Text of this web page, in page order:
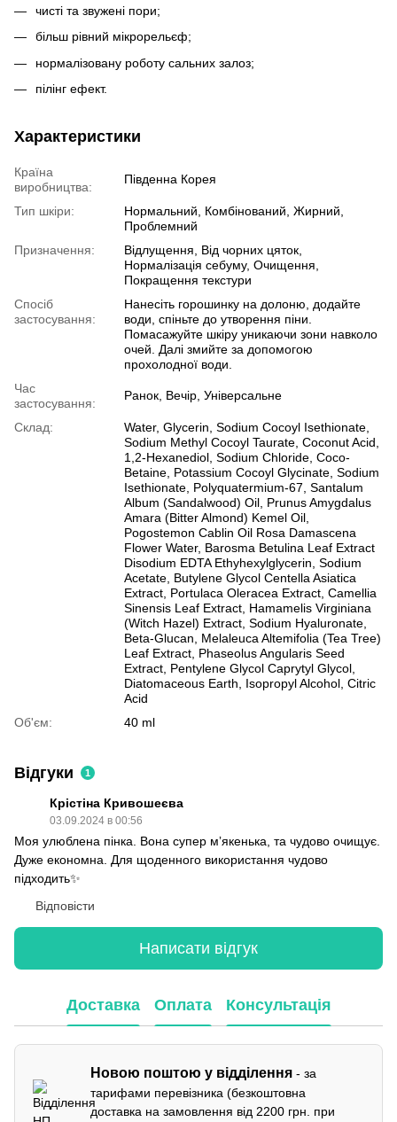
чисті та звужені пори;
більш рівний мікрорельєф;
нормалізовану роботу сальних залоз;
пілінг ефект.
Характеристики
Країна
виробництва:
Південна Корея
Тип шкіри:
Нормальний, Комбінований, Жирний,
Проблемний
Призначення:
Відлущення, Від чорних цяток,
Нормалізація себуму, Очищення,
Покращення текстури
Спосіб
застосування:
Нанесіть горошинку на долоню, додайте
води, спіньте до утворення піни.
Помасажуйте шкіру уникаючи зони навколо
очей. Далі змийте за допомогою
прохолодної води.
Час
застосування:
Ранок, Вечір, Універсальне
Склад:
Water, Glycerin, Sodium Cocoyl Isethionate,
Sodium Methyl Cocoyl Taurate, Coconut Acid,
1,2-Hexanediol, Sodium Chloride, Coco-
Betaine, Potassium Cocoyl Glycinate, Sodium
Isethionate, Polyquatermium-67, Santalum
Album (Sandalwood) Oil, Prunus Amygdalus
Amara (Bitter Almond) Kemel Oil,
Pogostemon Cablin Oil Rosa Damascena
Flower Water, Barosma Betulina Leaf Extract
Disodium EDTA Ethyhexylglycerin, Sodium
Acetate, Butylene Glycol Centella Asiatica
Extract, Portulaca Oleracea Extract, Camellia
Sinensis Leaf Extract, Hamamelis Virginiana
(Witch Hazel) Extract, Sodium Hyaluronate,
Beta-Glucan, Melaleuca Altemifolia (Tea Tree)
Leaf Extract, Phaseolus Angularis Seed
Extract, Pentylene Glycol Caprytyl Glycol,
Diatomaceous Earth, Isopropyl Alcohol, Citric
Acid
Об'єм:
40 ml
Відгуки 1
Крістіна Кривошеєва
03.09.2024 в 00:56
Моя улюблена пінка. Вона супер мʼякенька, та чудово очищує.
Дуже економна. Для щоденного використання чудово
підходить✨
Відповісти
Написати відгук
Доставка Оплата Консультація
Новою поштою у відділення - за
тарифами перевізника (безкоштовна
доставка на замовлення від 2200 грн. при